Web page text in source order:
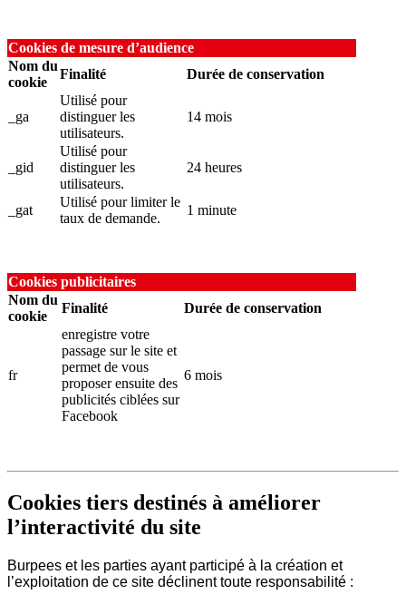
Cookies de mesure d’audience
Nom du
cookie
Finalité Durée de conservation
_ga
Utilisé pour
distinguer les
utilisateurs.
14 mois
_gid
Utilisé pour
distinguer les
utilisateurs.
24 heures
_gat
Utilisé pour limiter le
taux de demande.
1 minute
Cookies publicitaires
Nom du
cookie
Finalité Durée de conservation
fr
enregistre votre
passage sur le site et
permet de vous
proposer ensuite des
publicités ciblées sur
Facebook
6 mois
Cookies tiers destinés à améliorer
l’interactivité du site
Burpees et les parties ayant participé à la création et
l’exploitation de ce site déclinent toute responsabilité :